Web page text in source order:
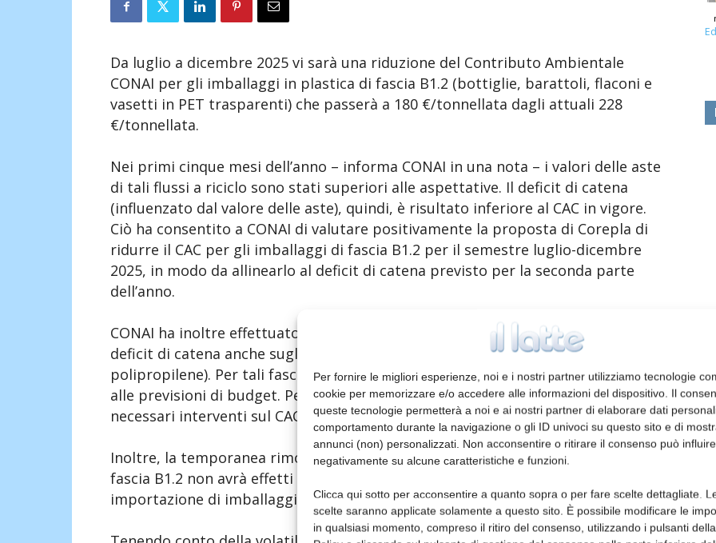
Per fornire le migliori esperienze, noi e i nostri partner utilizziamo tecnologie
cookie per memorizzare e/o accedere alle informazioni del dispositivo. Il
queste tecnologie permetterà a noi e ai nostri partner di elaborare dati
comportamento durante la navigazione o gli ID univoci su questo sito e di
annunci (non) personalizzati. Non acconsentire o ritirare il consenso può influire
negativamente su alcune caratteristiche e funzioni.
Clicca qui sotto per acconsentire a quanto sopra o per fare scelte dettagliate.
scelte saranno applicate solamente a questo sito. È possibile modificare le
in qualsiasi momento, compreso il ritiro del consenso, utilizzando i pulsanti
Da luglio a dicembre 2025 vi sarà una riduzione del Contributo Ambientale
CONAI per gli imballaggi in plastica di fascia B1.2 (bottiglie, barattoli, flaconi e
vasetti in PET trasparenti) che passerà a 180 €/tonnellata dagli attuali 228
€/tonnellata.
Nei primi cinque mesi dell’anno – informa CONAI in una nota – i valori delle aste
di tali flussi a riciclo sono stati superiori alle aspettative. Il deficit di catena
(influenzato dal valore delle aste), quindi, è risultato inferiore al CAC in vigore.
Ciò ha consentito a CONAI di valutare positivamente la proposta di Corepla di
ridurre il CAC per gli imballaggi di fascia B1.2 per il semestre luglio-dicembre
2025, in modo da allinearlo al deficit di catena previsto per la seconda parte
dell’anno.
CONAI ha inoltre effettuato un’analisi sull’andamento delle aste e sui relativi
deficit di catena anche sugli imballaggi delle fasce B1.1 (HDPE) e B2.1 (PP –
polipropilene). Per tali fasce la variabilità è risultata sostanzialmente in linea
alle previsioni di budget. Pertanto, al di fuori della fascia B1.2, non si rendono
necessari interventi sul CAC.
Inoltre, la temporanea rimodulazione del CAC per gli imballaggi in plastica di
fascia B1.2 non avrà effetti sulle procedure forfettarie/semplificate per
importazione di imballaggi pieni.